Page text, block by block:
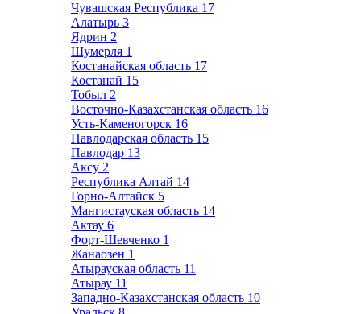
Чувашская Республика 17
Алатырь 3
Ядрин 2
Шумерля 1
Костанайская область 17
Костанай 15
Тобыл 2
Восточно-Казахстанская область 16
Усть-Каменогорск 16
Павлодарская область 15
Павлодар 13
Аксу 2
Республика Алтай 14
Горно-Алтайск 5
Мангистауская область 14
Актау 6
Форт-Шевченко 1
Жанаозен 1
Атырауская область 11
Атырау 11
Западно-Казахстанская область 10